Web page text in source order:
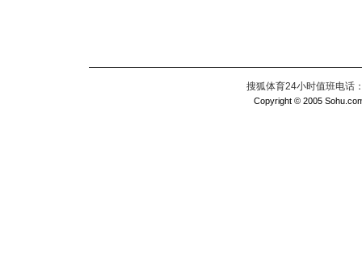
搜狐体育24小时值班电话
Copyright © 2005